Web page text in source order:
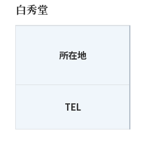
白秀堂
所在地
TEL